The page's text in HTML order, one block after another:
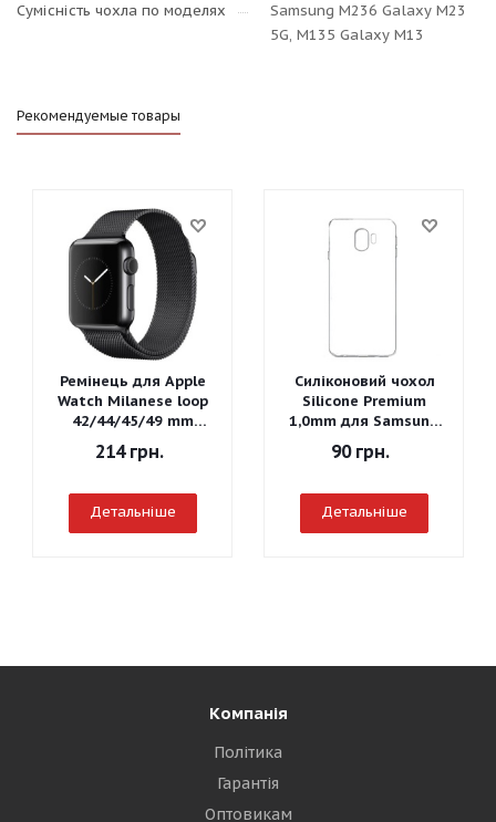
Сумісність чохла по моделях
Samsung M236 Galaxy M23
5G, M135 Galaxy M13
Рекомендуемые товары
Ремінець для Apple
Watch Milanese loop
42/44/45/49 mm
(Чорний)
214грн.
Детальніше
Силіконовий чохол
Silicone Premium
1,0mm для Samsung
J260 Galaxy J2 Core
2018
90грн.
Детальніше
Компанія
Політика
Гарантія
Оптовикам